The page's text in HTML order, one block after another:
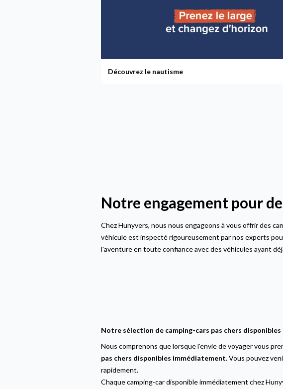
Découvrez le nautisme
Notre engagement pour
Chez Hunyvers, nous nous engageons à vous offrir des
véhicule est inspecté rigoureusement par nos experts
l'aventure en toute confiance avec des véhicules ayant
Notre sélection de camping-cars pas chers
Nous comprenons que lorsque l'envie de voyager vous
pas chers disponibles immédiatement. Vous pouvez
rapidement.
Chaque camping-car disponible immédiatement chez